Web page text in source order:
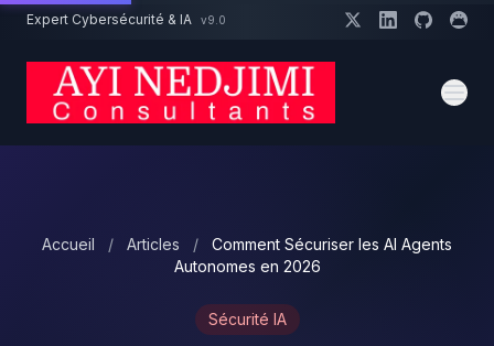
Aller au contenu principal
Expert Cybersécurité & IA v9.0
Accueil / Articles /
Comment Sécuriser les AI Agents
Autonomes en 2026
Sécurité IA
Un projet cybersécurité ?